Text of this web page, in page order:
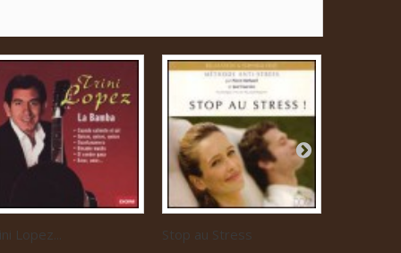
Lopez... Stop au Stress